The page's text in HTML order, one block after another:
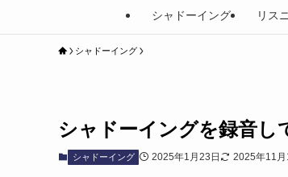
シャドーイング リス
シャドーイング
シャドーイングを録音し
シャドーイング 2025年1月23日 2025年11月